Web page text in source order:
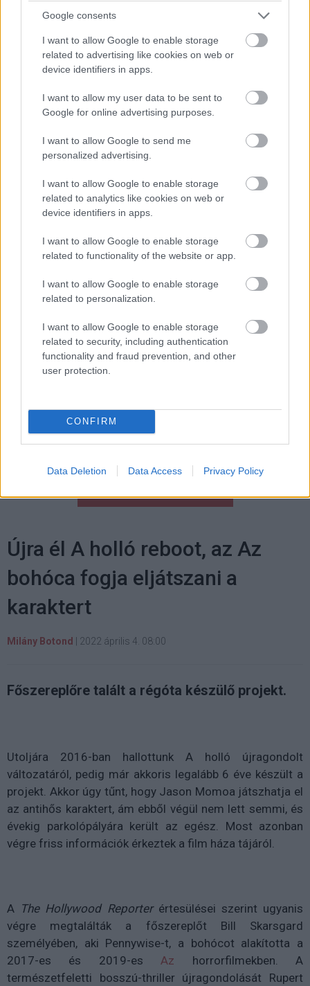
Google consents
I want to allow Google to enable storage
related to advertising like cookies on web or
device identifiers in apps.
I want to allow my user data to be sent to
Google for online advertising purposes.
I want to allow Google to send me
personalized advertising.
I want to allow Google to enable storage
related to analytics like cookies on web or
device identifiers in apps.
I want to allow Google to enable storage
related to functionality of the website or app.
I want to allow Google to enable storage
related to personalization.
I want to allow Google to enable storage
related to security, including authentication
functionality and fraud prevention, and other
user protection.
CONFIRM
Data Deletion Data Access Privacy Policy
Ti melyik áprilisi filmet várjátok leginkább?
#sonic a sündisznó 2 #rohammentő
állatok: dumbledore titkai
#arany #cyrano
#az elveszett
#downton abbey: egy új korszak
mindenkor
Újra él A holló reboot, az Az
bohóca fogja eljátszani a
karaktert
Milány Botond | 2022 április 4. 08:00
Főszereplőre talált a régóta készülő projekt.
Utoljára 2016-ban hallottunk A holló újragondolt
változatáról, pedig már akkoris legalább 6 éve készült a
projekt. Akkor úgy tűnt, hogy Jason Momoa játszhatja el
az antihős karaktert, ám ebből végül nem lett semmi, és
évekig parkolópályára került az egész. Most azonban
végre friss információk érkeztek a film háza tájáról.
A The Hollywood Reporterértesülései szerint ugyanis
végre megtalálták a főszereplőt
Bill Skarsgard
személyében, aki Pennywise-t, a bohócot alakította a
2017-es és 2019-es Az horrorfilmekben. A
természetfeletti bosszú-thriller újragondolását Rupert